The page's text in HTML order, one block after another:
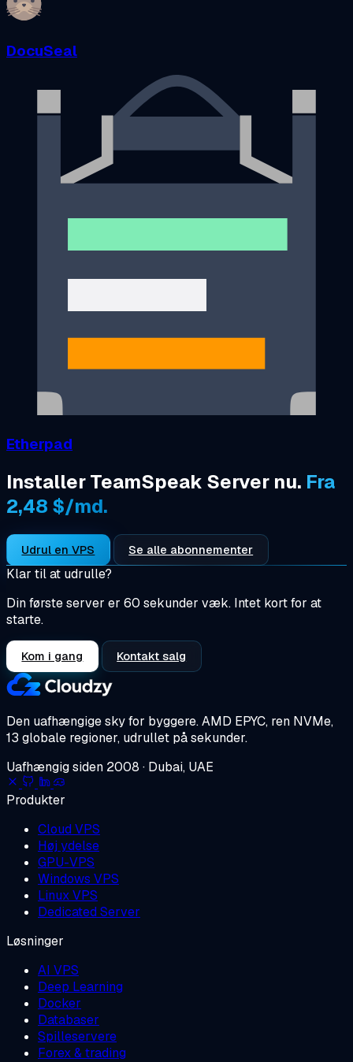
DocuSeal
Etherpad
Installer TeamSpeak Server nu. Fra
2,48 $/md.
Udrul en VPS Se alle abonnementer
Klar til at udrulle?
Din første server er 60 sekunder væk. Intet kort for at
starte.
Kom i gang Kontakt salg
Den uafhængige sky for byggere.AMD EPYC, ren NVMe,
13 globale regioner, udrullet på sekunder.
Uafhængig siden 2008 · Dubai, UAE
Produkter
Cloud VPS
Høj ydelse
GPU-VPS
Windows VPS
Linux VPS
Dedicated Server
Løsninger
AI VPS
Deep Learning
Docker
Databaser
Spilleservere
Forex & trading